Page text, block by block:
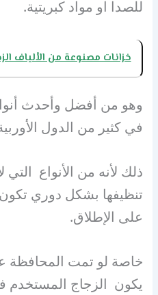
للصدا او مواد كبريتية.
خزانات مصنوعة من الألياف
وهو من أفضل وأحدث
في كثير من الدول
ذلك لأنه من الأنواع التي
تنظيفها بشكل دوري
على الإطلاق.
خاصة لو تمت المحافظة
يكون الزجاج المستخدم